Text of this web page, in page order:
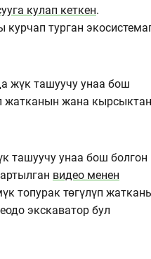
кулап кеткен.
турган
жүк ташуучу унаа бош
жатканын жана кырсыктан
ташуучу унаа бош болгон
видео менен
топурак төгүлүп
экскаватор бул